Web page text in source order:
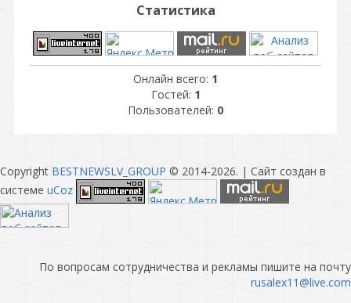
Статистика
Онлайн всего: 1
Гостей: 1
Пользователей: 0
Copyright BESTNEWSLV_GROUP © 2014-2026. | Сайт создан в
системе uCoz
По вопросам сотрудничества и рекламы пишите на почту
rusalex11@live.com